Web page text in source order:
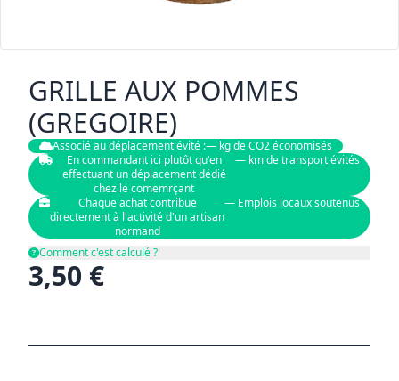
GRILLE AUX POMMES
(GREGOIRE)
Associé au déplacement évité :— kg de CO2 économisés
En commandant ici plutôt qu'en
effectuant un déplacement dédié
chez le comemrçant
— km de transport évités
Chaque achat contribue
directement à l'activité d'un artisan
normand
— Emplois locaux soutenus
Comment c'est calculé ?
✕
3,50 €